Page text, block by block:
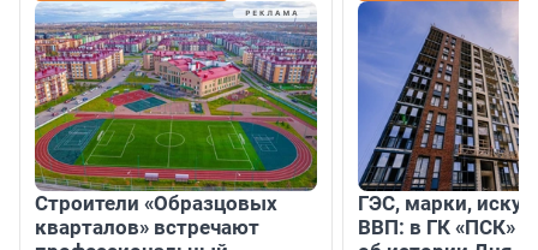
Строители «Образцовых
кварталов» встречают
ГЭС, марки,
ВВП: в ГК «ПСК»